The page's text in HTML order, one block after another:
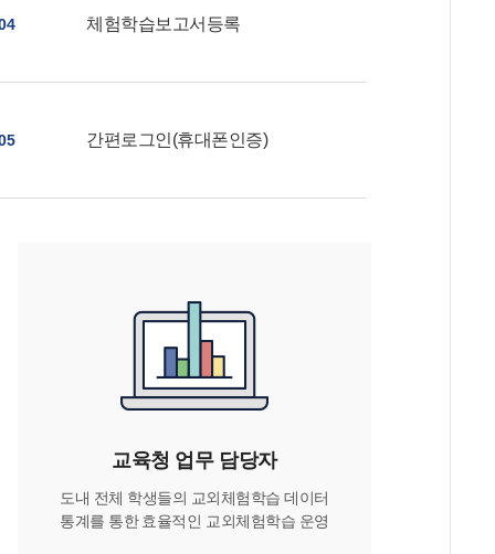
체험학습보고서등록
간편로그인(휴대폰인증)
교육청 업무 담당자
도내 전체 학생들의 교외체험학습 데이터
통계를 통한 효율적인 교외체험학습 운영